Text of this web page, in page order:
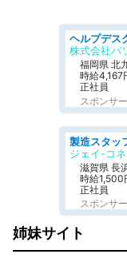
株式会社パ
福岡県 北
時給4,167
正社員
スポンサ
ジェイ-コ
滋賀県 長
時給1,500
正社員
スポンサ
姉妹サイト